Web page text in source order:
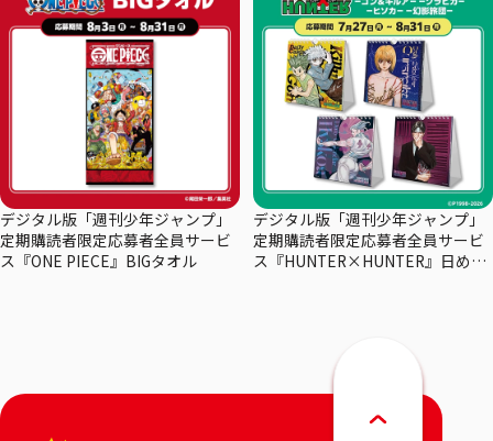
デジタル版「週刊少年ジャンプ」
定期購読者限定応募者全員サービ
ス『ONE PIECE』BIGタオル
デジタル版「週刊少年ジャンプ」
定期購読者限定応募者全員サービ
ス『HUNTER×HUNTER』日めく